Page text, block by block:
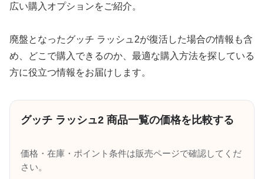
広い購入オプションをご紹介。
廃盤となったグッチ ラッシュ2が復活した場合の情報も含
め、どこで購入できるのか、最適な購入方法を探している
方に役立つ情報をお届けします。
グッチ ラッシュ2 商品一覧の価格を比較する
価格・在庫・ポイント条件は販売ページで確認してくだ
さい。